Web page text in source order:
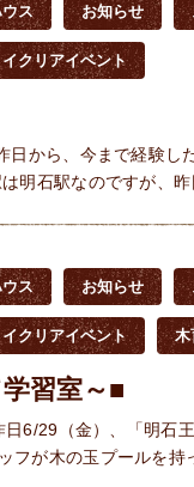
ス お知らせ
イクリアイベント
日から、今まで経験し
明石駅なのですが、昨
ス お知らせ
イクリアイベント 木
習室～■
6/29（金）、「明石
フが木の玉プールを持